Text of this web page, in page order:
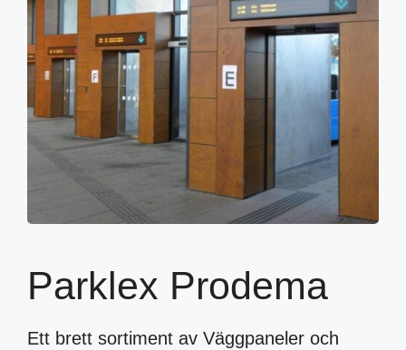
Parklex Prodema
Ett brett sortiment av Väggpaneler och